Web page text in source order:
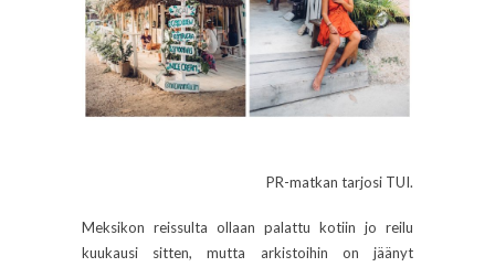
PR-matkan tarjosi TUI.
Meksikon reissulta ollaan palattu kotiin jo reilu
kuukausi sitten, mutta arkistoihin on jäänyt